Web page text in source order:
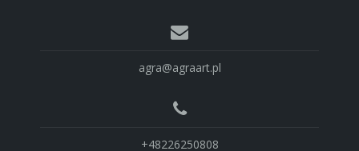
agra@agraart.pl
+48226250808